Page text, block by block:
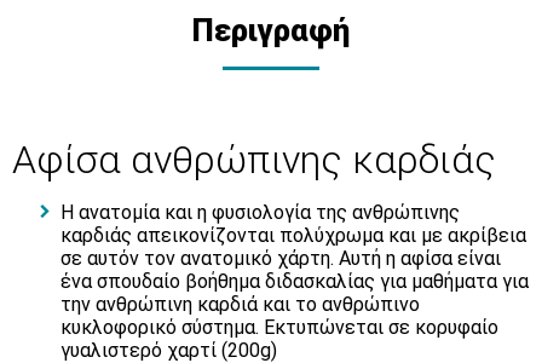
Περιγραφή
Αφίσα ανθρώπινης καρδιάς
Η ανατομία και η φυσιολογία της ανθρώπινης
καρδιάς απεικονίζονται πολύχρωμα και με ακρίβεια
σε αυτόν τον ανατομικό χάρτη. Αυτή η αφίσα είναι
ένα σπουδαίο βοήθημα διδασκαλίας για μαθήματα για
την ανθρώπινη καρδιά και το ανθρώπινο
κυκλοφορικό σύστημα. Εκτυπώνεται σε κορυφαίο
γυαλιστερό χαρτί (200g)